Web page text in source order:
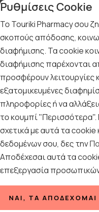
Uni-Pharma TravelFix
Η Φυσική Λύση για τη
Δείτε περισσότερα
Ρυθμίσεις Cookie
Το Touriki Pharmacy σου
σκοπούς απόδοσης,
διαφήμισης. Τα cookie
διαφήμισης παρέχονται
προσφέρουν λειτουργίες
εξατομικευμένες
πληροφορίες ή να
το κουμπί
σχετικά με αυτά τα
δεδομένων σου, δες την
Αποδέχεσαι αυτά τα
επεξεργασία
ΝΑΙ, ΤΑ ΑΠΟΔΈΧΟΜΑΙ